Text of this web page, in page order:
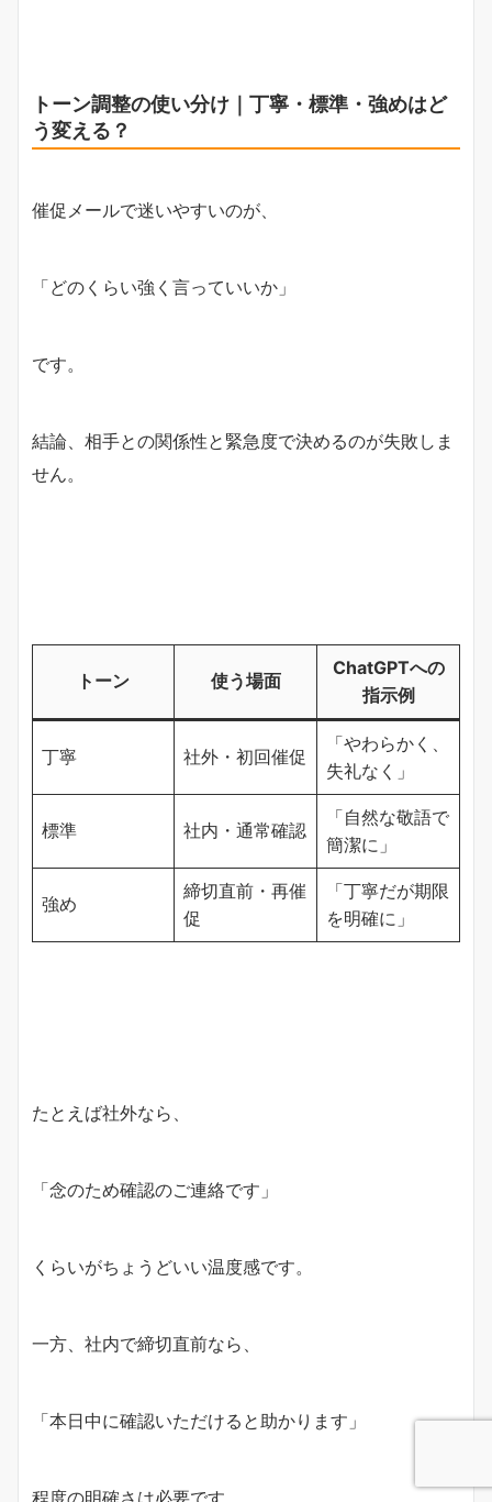
トーン調整の使い分け｜丁寧・標準・強めはど
う変える？
催促メールで迷いやすいのが、
「どのくらい強く言っていいか」
です。
結論、相手との関係性と緊急度で決めるのが失敗しま
せん。
トーン 使う場面
ChatGPTへの
指示例
丁寧 社外・初回催促
「やわらかく、
失礼なく」
標準 社内・通常確認
「自然な敬語で
簡潔に」
強め
締切直前・再催
促
「丁寧だが期限
を明確に」
たとえば社外なら、
「念のため確認のご連絡です」
くらいがちょうどいい温度感です。
一方、社内で締切直前なら、
「本日中に確認いただけると助かります」